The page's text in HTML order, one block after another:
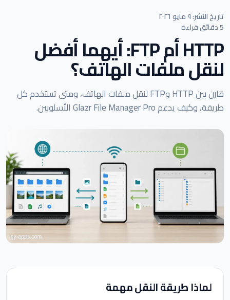
تاريخ النشر: ٩ مايو ٢٠٢٦
5 دقائق قراءة
HTTP أم FTP: أيهما أفضل
لنقل ملفات الهاتف؟
قارن بين HTTP وFTP لنقل ملفات الهاتف، ومتى تستخدم كل
طريقة، وكيف يدعم Glazr File Manager Pro الأسلوبين.
لماذا طريقة النقل مهمة